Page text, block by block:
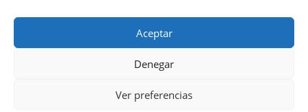
Aceptar
Denegar
Ver preferencias
Política de cookies Aviso legal